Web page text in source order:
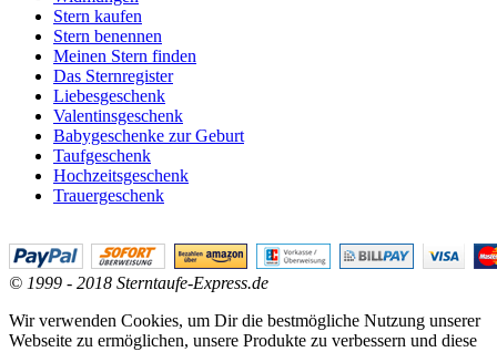
Stern kaufen
Stern benennen
Meinen Stern finden
Das Sternregister
Liebesgeschenk
Valentinsgeschenk
Babygeschenke zur Geburt
Taufgeschenk
Hochzeitsgeschenk
Trauergeschenk
© 1999 - 2018 Sterntaufe-Express.de
Wir verwenden Cookies, um Dir die bestmögliche Nutzung unserer
Webseite zu ermöglichen, unsere Produkte zu verbessern und diese